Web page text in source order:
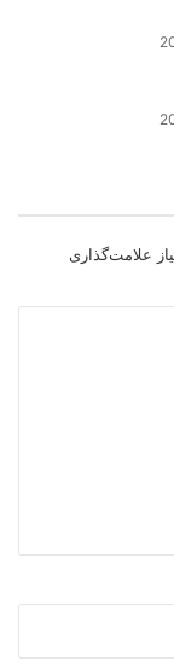
علامت‌گذاری